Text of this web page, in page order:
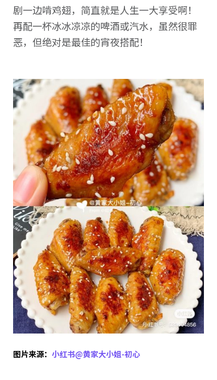
剧一边啃鸡翅，简直就是人生一大享受啊！
再配一杯冰冰凉凉的啤酒或汽水，虽然很罪
恶，但绝对是最佳的宵夜搭配！
图片来源： 小红书@黄家大小姐-初心